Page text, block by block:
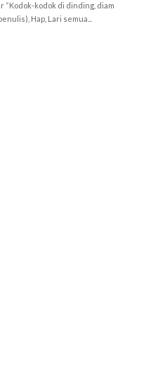
“Kodok-kodok di dinding, diam
Hap, Lari semua...